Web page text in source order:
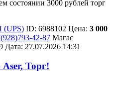
состоянии 3000 рублей торг
ID: 6988102 Цена: 3 000
42-87 Магас
Дата: 27.07.2026 14:31
Торг!